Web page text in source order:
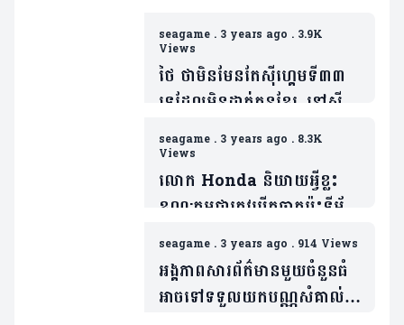
ខ្លួនចូលរួម Asian Games
លើកទី១៩
seagame . 3 years ago . 3.9K
Views
ថៃ ថាមិនមែនតែស៊ីហ្គេមទី៣៣
ទេដែលមិនដាក់គុនខ្មែរ, នៅស៊ី
ហ្គេម ២០២៧ និង ២០២៩ ក៏
ប្រហែលជាមិនដាក់គុនខ្មែរដែរ
seagame . 3 years ago . 8.3K
Views
លោក Honda និយាយអ្វីខ្លះ
ខណ:កម្ពុជាត្រូវបើកឆាកប៉ះទីម័រ
ស្អែកនេះ
seagame . 3 years ago . 914 Views
អង្គភាពសារព័ត៌មានមួយចំនួនធំ
អាចទៅទទួលយកបណ្ណសំគាល់